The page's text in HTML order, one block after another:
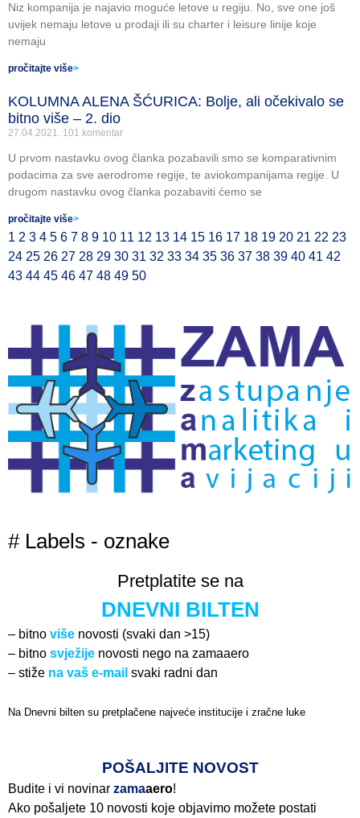
Niz kompanija je najavio moguće letove u regiju. No, sve one još
uvijek nemaju letove u prodaji ili su charter i leisure linije koje
nemaju
pročitajte više>
KOLUMNA ALENA ŠĆURICA: Bolje, ali očekivalo se
bitno više – 2. dio
27.04.2021. 101 komentar
U prvom nastavku ovog članka pozabavili smo se komparativnim
podacima za sve aerodrome regije, te aviokompanijama regije. U
drugom nastavku ovog članka pozabaviti ćemo se
pročitajte više>
1 2 3 4 5 6 7 8 9 10 11 12 13 14 15 16 17 18 19 20 21 22 23
24 25 26 27 28 29 30 31 32 33 34 35 36 37 38 39 40 41 42
43 44 45 46 47 48 49 50
# Labels - oznake
Pretplatite se na
DNEVNI BILTEN
– bitno više novosti (svaki dan >15)
– bitno svježije novosti nego na zamaaero
– stiže na vaš e-mail svaki radni dan
Na Dnevni bilten su pretplačene najveće institucije i zračne luke
POŠALJITE NOVOST
Budite i vi novinar zamaaero!
Ako pošaljete 10 novosti koje objavimo možete postati